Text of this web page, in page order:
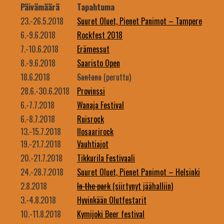
Päivämäärä
Tapahtuma
23.-26.5.2018
Suuret Oluet, Pienet Panimot – Tampere
6.-9.6.2018
Rockfest 2018
7.-10.6.2018
Erämessut
8.-9.6.2018
Saaristo Open
18.6.2018
Santana (peruttu)
28.6.-30.6.2018
Provinssi
6.-7.7.2018
Wanaja Festival
6.-8.7.2018
Ruisrock
13.-15.7.2018
Ilosaarirock
19.-21.7.2018
Vauhtiajot
20.-21.7.2018
Tikkurila Festivaali
24.-28.7.2018
Suuret Oluet, Pienet Panimot – Helsinki
2.8.2018
In the park (siirtynyt jäähalliin)
3.-4.8.2018
Hyvinkään Olutfestarit
10.-11.8.2018
Kymijoki Beer festival